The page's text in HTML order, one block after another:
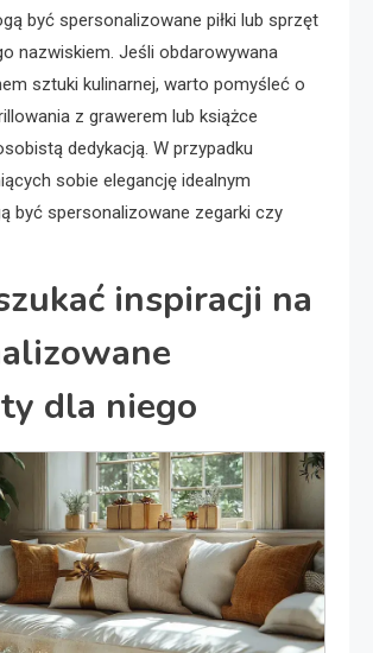
być spersonalizowane piłki lub sprzęt
nazwiskiem. Jeśli obdarowywana
sztuki kulinarnej, warto pomyśleć o
z grawerem lub książce
dedykacją. W przypadku
sobie elegancję idealnym
być spersonalizowane zegarki czy
inspiracji na
dla niego